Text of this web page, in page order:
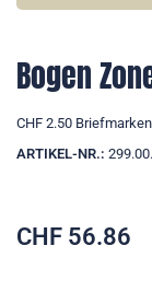
Bogen
CHF 2.50
ARTIKEL-NR.:
CHF 56.86